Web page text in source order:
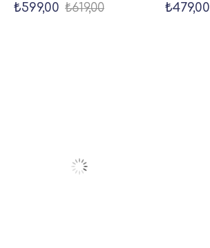
₺599,00 ₺619,00 ₺479,00